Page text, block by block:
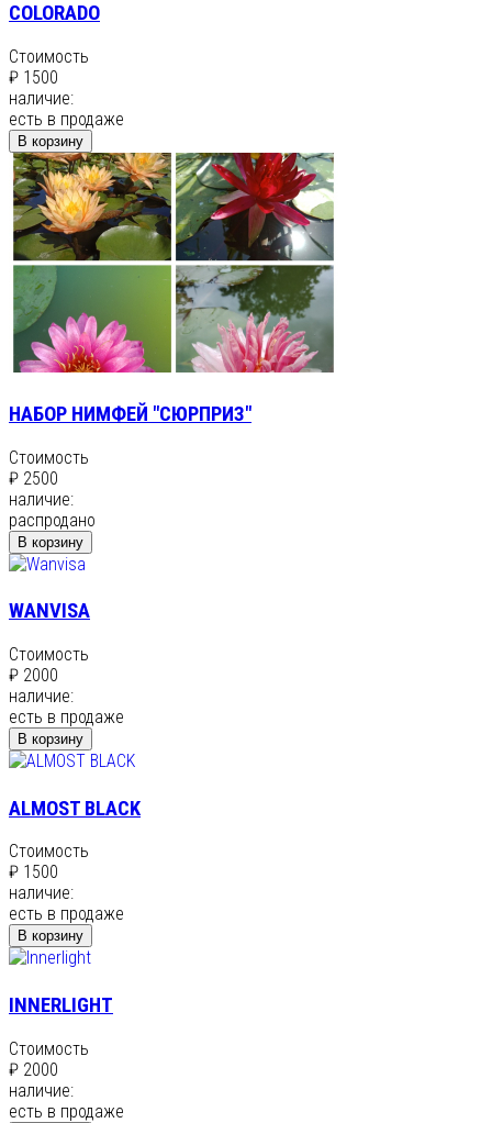
COLORADO
Стоимость
₽ 1500
наличие:
есть в продаже
В корзину
НАБОР НИМФЕЙ "СЮРПРИЗ"
Стоимость
₽ 2500
наличие:
распродано
В корзину
WANVISA
Стоимость
₽ 2000
наличие:
есть в продаже
В корзину
ALMOST BLACK
Стоимость
₽ 1500
наличие:
есть в продаже
В корзину
INNERLIGHT
Стоимость
₽ 2000
наличие:
есть в продаже